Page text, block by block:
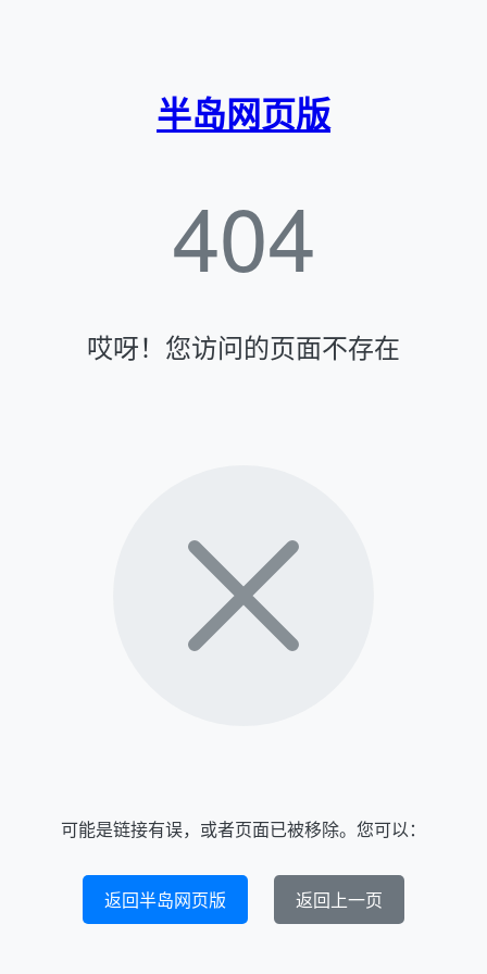
半岛网页版
404
哎呀！您访问的页面不存在
可能是链接有误，或者页面已被移除。您可以：
返回半岛网页版 返回上一页